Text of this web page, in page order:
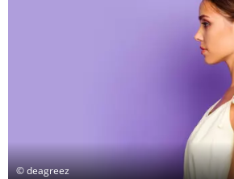
© deagreez